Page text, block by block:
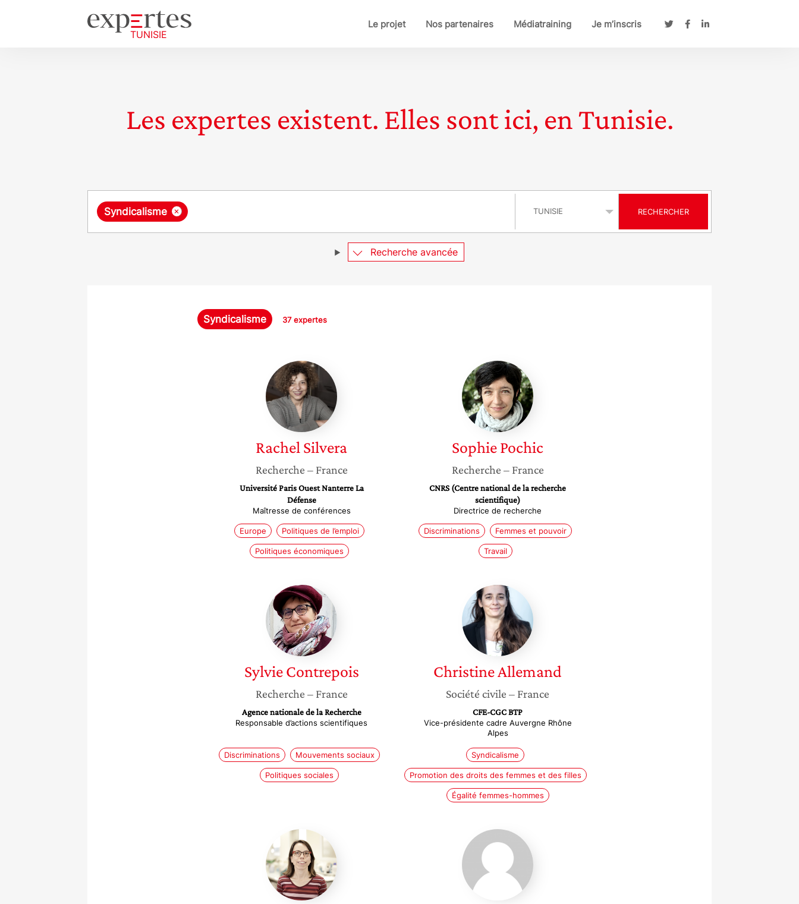
Le projet Nos partenaires Médiatraining Je m’inscris
Les expertes existent. Elles sont ici, en Tunisie.
Requête ×
Syndicalisme RECHERCHER
Recherche avancée
Syndicalisme 37 expertes
Rachel
Silvera
Rachel Silvera
Recherche – France
Université Paris Ouest Nanterre La
Défense
Maîtresse de conférences
Europe Politiques de l’emploi
Politiques économiques
Sophie
Pochic
SophiePochic
Recherche – France
CNRS (Centre national de la recherche
scientifique)
Directrice de recherche
Discriminations Femmes et pouvoir
Travail
Sylvie
Contrepois
Sylvie Contrepois
Recherche – France
Agence nationale de la Recherche
Responsable d’actions scientifiques
Discriminations Mouvements sociaux
Politiques sociales
Christine
Allemand
ChristineAllemand
Société civile – France
CFE-CGC BTP
Vice-présidente cadre Auvergne Rhône
Alpes
Syndicalisme
Promotion des droits des femmes et des filles
Égalité femmes-hommes
Maude
Le
Gall
Suzanne
Combo